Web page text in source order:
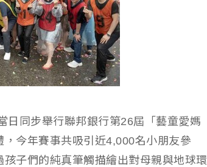
日同步舉行聯邦銀行第26屆「藝童愛媽
今年賽事共吸引近4,000名小朋友參
子們的純真筆觸描繪出對母親與地球環